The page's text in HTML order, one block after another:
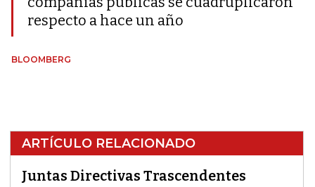
respecto a hace un año
BLOOMBERG
ARTÍCULO RELACIONADO
Juntas Directivas Trascendentes